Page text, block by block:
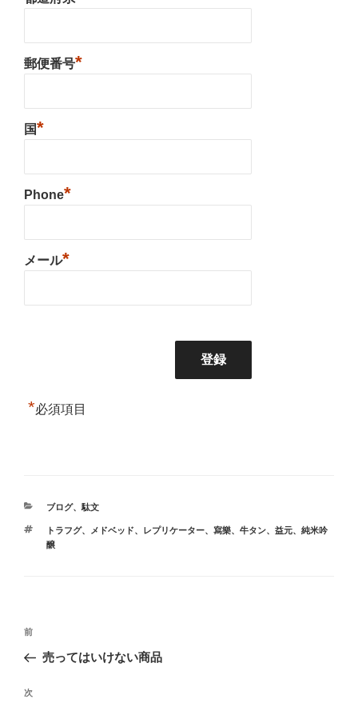
郵便番号*
国*
Phone*
メール*
*必須項目
カ
ゴ
リ
ブログ、 駄文
タ
グ
トラフグ、 メドベッド、 レプリケーター、 寫樂、 牛タン、 益元、 純米吟
醸
投
ナ
ビ
前
の
稿
前
売ってはいけない商品
次
次